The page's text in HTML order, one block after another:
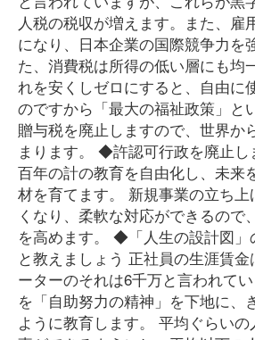
人税の税収が増えます。また、雇
になり、日本企業の国際競争力を
た、消費税は所得の低い層にも均
れを安くしゼロにすると、自由に
のですから「最大の福祉政策」と
贈与税を廃止しますので、世界か
まります。 ◆許認可行政を廃止し
百年の計の教育を自由化し、未来
材を育てます。 新規事業の立ち
くなり、柔軟な対応ができるので
を高めます。 ◆「人生の設計図」
と教えましょう 正社員の生涯賃金
ーターのそれは6千万と言われて
を「自助努力の精神」を下地に、
ように教育します。 平均ぐらい